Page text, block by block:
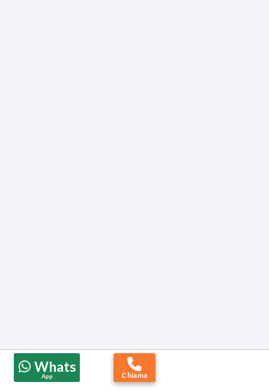
Whats
App Chiama